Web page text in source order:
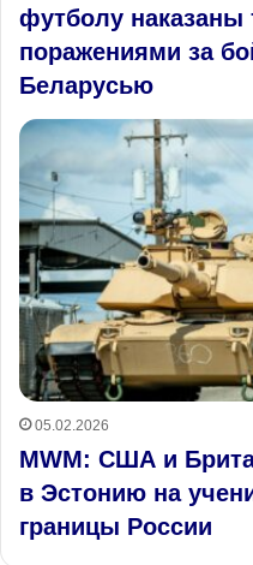
футболу наказаны
поражениями за
Беларусью
05.02.2026
MWM: США и
в Эстонию на
границы России